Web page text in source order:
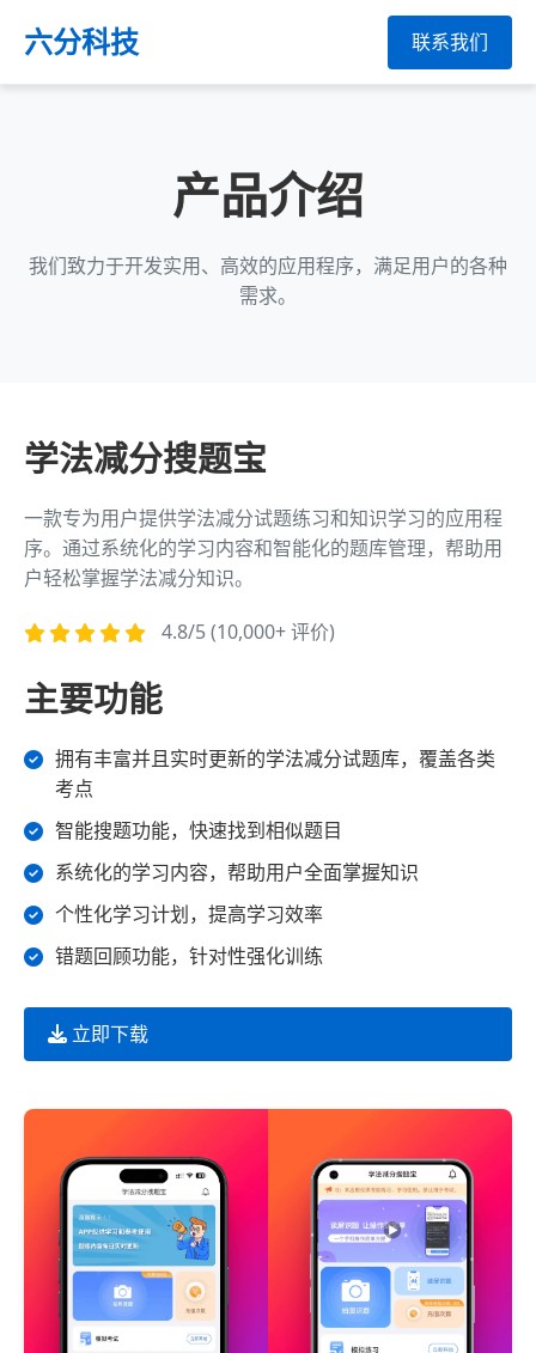
六分科技 联系我们
产品介绍
我们致力于开发实用、高效的应用程序，满足用户的各种
需求。
学法减分搜题宝
一款专为用户提供学法减分试题练习和知识学习的应用程
序。通过系统化的学习内容和智能化的题库管理，帮助用
户轻松掌握学法减分知识。
4.8/5 (10,000+ 评价)
主要功能
拥有丰富并且实时更新的学法减分试题库，覆盖各类
考点
智能搜题功能，快速找到相似题目
系统化的学习内容，帮助用户全面掌握知识
个性化学习计划，提高学习效率
错题回顾功能，针对性强化训练
立即下载